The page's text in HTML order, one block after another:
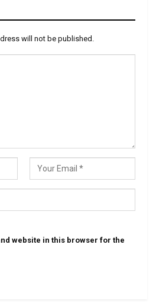
will not be published.
website in this browser for the